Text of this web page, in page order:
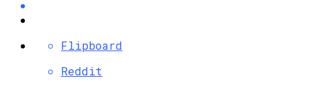
Flipboard
Reddit